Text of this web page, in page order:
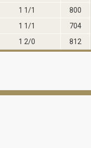
1 1/1
800
1 1/1
704
1 2/0 812